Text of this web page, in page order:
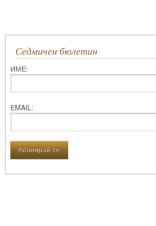
Седмичен бюлетин
ИМЕ:
ЕMAIL: